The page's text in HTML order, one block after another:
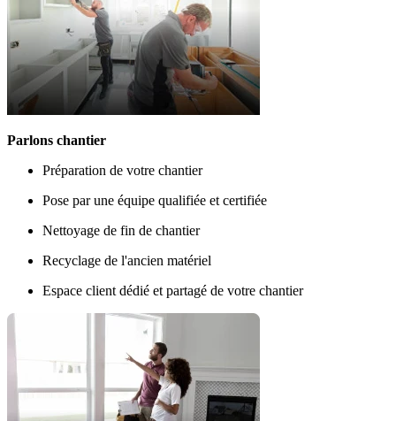
Parlons chantier
Préparation de votre chantier
Pose par une équipe qualifiée et certifiée
Nettoyage de fin de chantier
Recyclage de l'ancien matériel
Espace client dédié et partagé de votre chantier